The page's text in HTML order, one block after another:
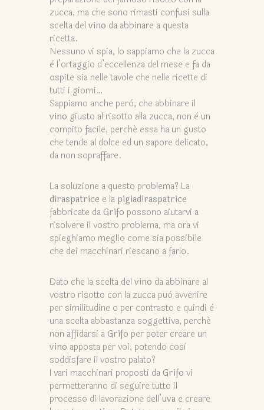
zucca, ma che sono rimasti confusi sulla
scelta del vino da abbinare a questa
ricetta.
Nessuno vi spia, lo sappiamo che la zucca
è l’ortaggio d’eccellenza del mese e fa da
ospite sia nelle tavole che nelle ricette di
tutti i giorni…
Sappiamo anche però, che abbinare il
vino giusto al risotto alla zucca, non è un
compito facile, perché essa ha un gusto
che tende al dolce ed un sapore delicato,
da non sopraffare.
La soluzione a questo problema? La
diraspatrice e la pigiadiraspatrice
fabbricate da Grifo possono aiutarvi a
risolvere il vostro problema, ma ora vi
spieghiamo meglio come sia possibile
che dei macchinari riescano a farlo.
Dato che la scelta del vino da abbinare al
vostro risotto con la zucca può avvenire
per similitudine o per contrasto e quindi è
una scelta abbastanza soggettiva, perché
non affidarsi a Grifo per poter creare un
vino apposta per voi, potendo così
soddisfare il vostro palato?
I vari macchinari proposti da Grifo vi
permetteranno di seguire tutto il
processo di lavorazione dell’uva e creare